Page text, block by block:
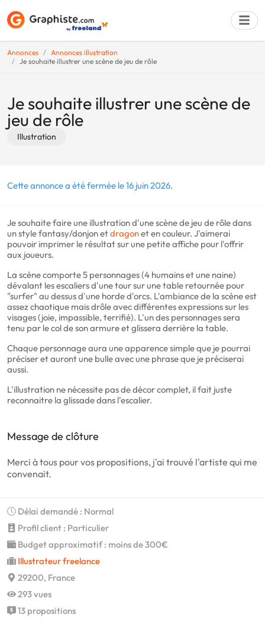
Annonces
Annonces illustration
Je souhaite illustrer une scène de jeu de rôle
Je souhaite illustrer une scène de
jeu de rôle
Illustration
Cette annonce a été fermée le 16 juin 2026.
Je souhaite faire une illustration d'une scène de jeu de rôle dans
un style fantasy/donjon etdragonet en couleur. J'aimerai
pouvoir imprimer le résultat sur une petite affiche pour l'offrir
aux joueurs.
La scène comporte 5 personnages (4 humains et une naine)
dévalant les escaliers d'une tour sur une table retournée pour
"surfer" au dessus d'une horde d'orcs. L'ambiance de la scène est
assez chaotique mais drôle avec différentes expressions sur les
visages (joie, impassible, terrifié). L'un des personnages sera
tenu par le col de son armure et glissera derrière la table.
Chaque personnage aura une apparence simple que je pourrai
préciser et auront une bulle avec une phrase que je préciserai
aussi.
L'illustration ne nécessite pas de décor complet, il fait juste
reconnaitre la glissade dans l'escalier.
Message de clôture
Merci à tous pour vos propositions, j'ai trouvé l'artiste qui me
convenait.
Délai demandé : Normal
Profil client : Particulier
Budget approximatif : moins de 300€
Illustrateur freelance
29200, France
293 vues
13 propositions